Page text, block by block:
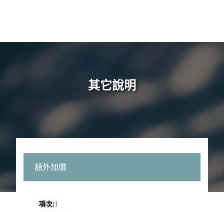
其它說明
額外加價
1